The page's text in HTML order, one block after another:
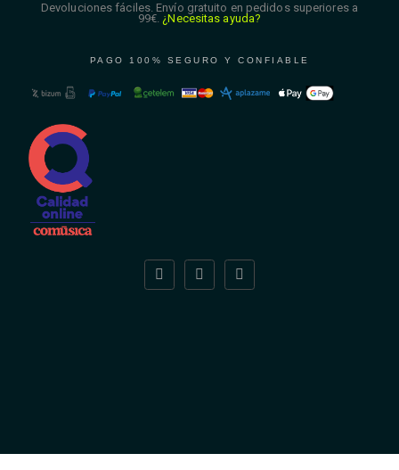
Devoluciones fáciles. Envío gratuito en pedidos superiores a
99€. ¿Necesitas ayuda?
PAGO 100% SEGURO Y CONFIABLE